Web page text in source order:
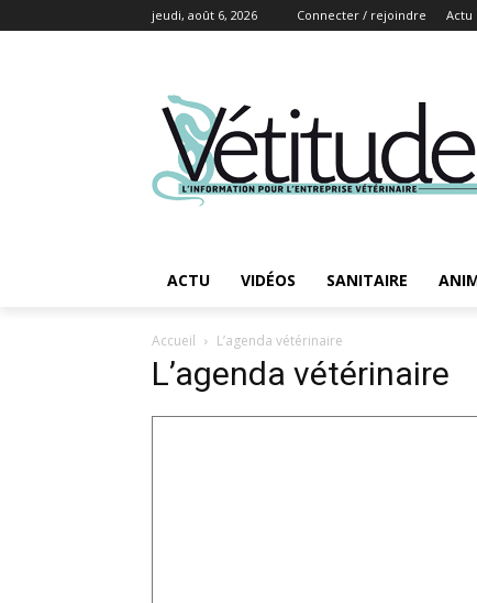
jeudi, août 6, 2026 Connecter / rejoindre Actu
ACTU VIDÉOS SANITAIRE
Accueil L’agenda vétérinaire
L’agenda vétérinaire